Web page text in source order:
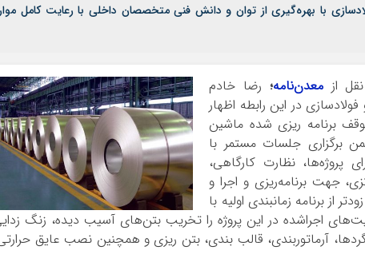
۵ ریخته‌گری ناحیه فولادسازی با بهره‌گیری از توان و دانش فنی متخصصان داخلی با رعایت کامل
ازمعدن‌نامه؛ رضا خادم
در این رابطه اظهار
برنامه ریزی شده ماشین
برگزاری جلسات مستمر با
نظارت کارگاهی،
جهت برنامه‌ریزی و اجرا و
از برنامه زمانبندی اولیه با
اجراشده در این پروژه را تخریب بتن‌های آسیب دیده، زنگ
آرماتوربندی، قالب بندی، بتن ریزی و همچنین نصب عایق